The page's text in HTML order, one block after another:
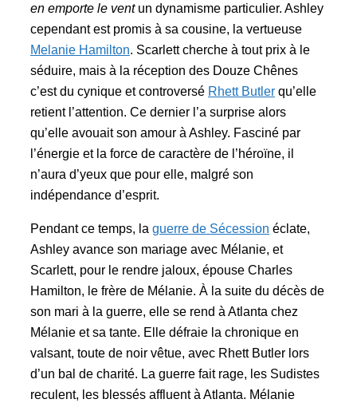
en emporte le ventun dynamisme particulier. Ashley
cependant est promis à sa cousine, la vertueuse
Melanie Hamilton. Scarlett cherche à tout prix à le
séduire, mais à la réception des Douze Chênes
c’est du cynique et controversé Rhett Butler qu’elle
retient l’attention. Ce dernier l’a surprise alors
qu’elle avouait son amour à Ashley. Fasciné par
l’énergie et la force de caractère de l’héroïne, il
n’aura d’yeux que pour elle, malgré son
indépendance d’esprit.
Pendant ce temps, la guerre de Sécession éclate,
Ashley avance son mariage avec Mélanie, et
Scarlett, pour le rendre jaloux, épouse Charles
Hamilton, le frère de Mélanie. À la suite du décès de
son mari à la guerre, elle se rend à Atlanta chez
Mélanie et sa tante. Elle défraie la chronique en
valsant, toute de noir vêtue, avec Rhett Butler lors
d’un bal de charité. La guerre fait rage, les Sudistes
reculent, les blessés affluent à Atlanta. Mélanie